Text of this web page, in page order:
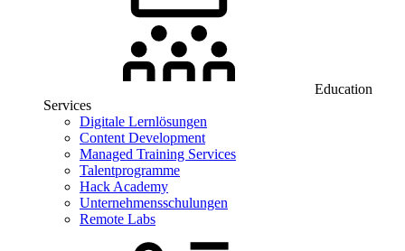
Education
Services
Digitale Lernlösungen
Content Development
Managed Training Services
Talentprogramme
Hack Academy
Unternehmensschulungen
Remote Labs